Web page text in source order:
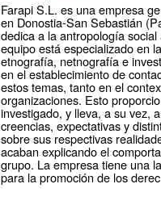
Farapi S.L. es una empresa
en Donostia-San Sebastián
dedica a la antropología
equipo está especializado en
etnografía, netnografía e
en el establecimiento de
estos temas, tanto en el
organizaciones. Esto
investigado, y lleva, a su vez,
creencias, expectativas y
sobre sus respectivas
acaban explicando el
grupo. La empresa tiene una
para la promoción de los